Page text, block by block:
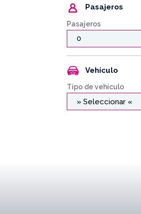
Pasajeros
Pasajeros
Vehículo
Tipo de vehículo